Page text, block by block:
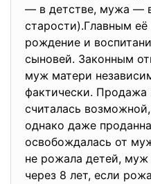
— в детстве, мужа —
старости).Главным её
рождение и
сыновей. Законным
муж матери
фактически.
считалась
однако даже
освобождалась от
не рожала детей,
через 8 лет, если